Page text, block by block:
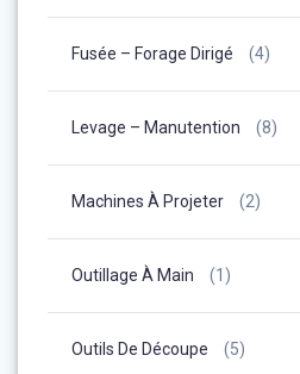
Fusée – Forage Dirigé (4)
Levage – Manutention (8)
Machines À Projeter (2)
Outillage À Main (1)
Outils De Découpe (5)